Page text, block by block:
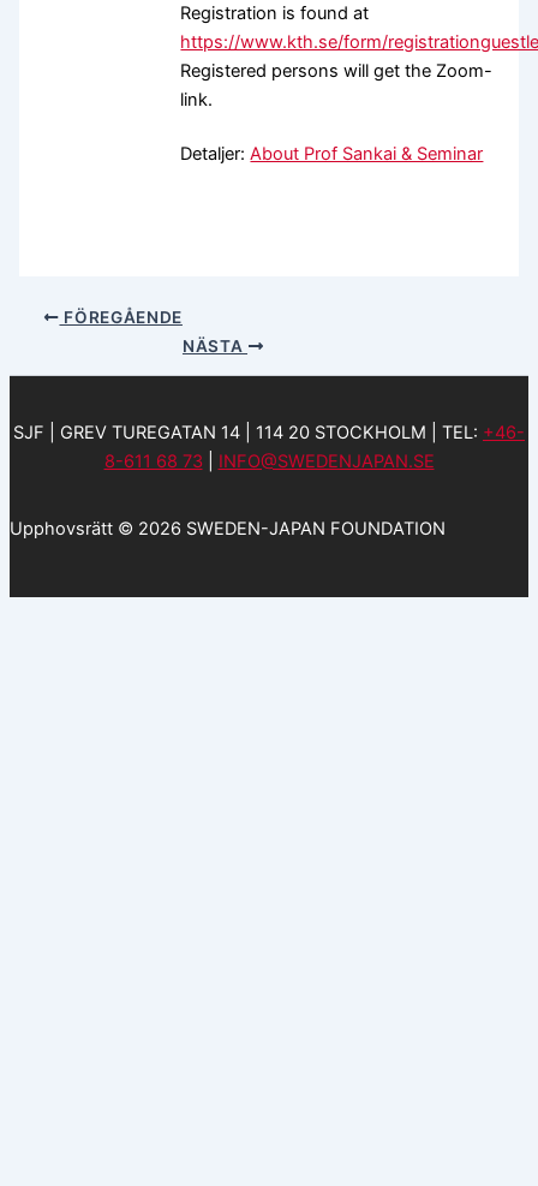
Registration is found at
https://www.kth.se/form/
Registered persons will get the Zoom-
link.
Detaljer:About Prof Sankai & Seminar
FÖREGÅENDE
NÄSTA
SJF | GREV TUREGATAN 14 | 114 20 STOCKHOLM | TEL: +46-
8-611 68 73| INFO@SWEDENJAPAN.SE
Upphovsrätt © 2026 SWEDEN-JAPAN FOUNDATION